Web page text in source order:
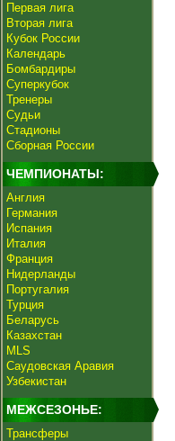
Первая лига
Вторая лига
Кубок России
Календарь
Бомбардиры
Суперкубок
Тренеры
Судьи
Стадионы
Сборная России
ЧЕМПИОНАТЫ:
Англия
Германия
Испания
Италия
Франция
Нидерланды
Португалия
Турция
Беларусь
Казахстан
MLS
Саудовская Аравия
Узбекистан
МЕЖСЕЗОНЬЕ:
Трансферы